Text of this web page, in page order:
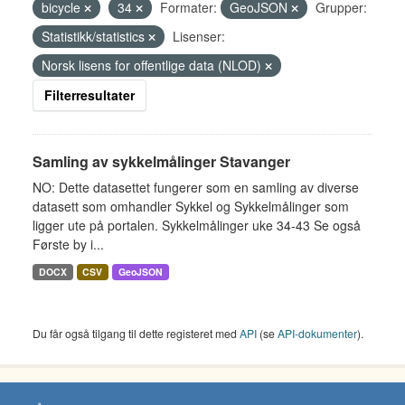
bicycle
34 Formater: GeoJSON
Grupper:
Statistikk/statistics
Lisenser:
Norsk lisens for offentlige data (NLOD)
Filterresultater
Samling av sykkelmålinger Stavanger
NO: Dette datasettet fungerer som en samling av diverse
datasett som omhandler Sykkel og Sykkelmålinger som
ligger ute på portalen. Sykkelmålinger uke 34-43 Se også
Første by i...
DOCX CSV GeoJSON
Du får også tilgang til dette registeret med API (seAPI-dokumenter).